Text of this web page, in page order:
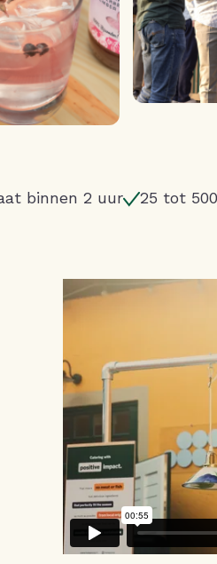
binnen 2 uur 25 tot